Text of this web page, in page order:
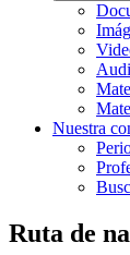
Nuestra
Ruta de